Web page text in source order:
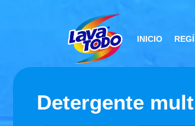
INICIO
Detergente
Detergente